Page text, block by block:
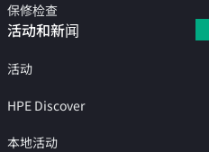
保修检查
活动和新闻
活动
HPE Discover
本地活动